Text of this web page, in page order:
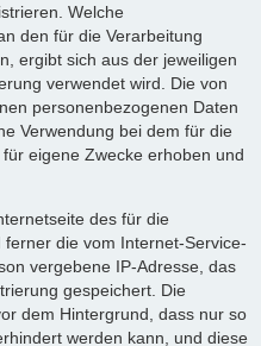
Welche
den für die Verarbeitung
ergibt sich aus der jeweiligen
verwendet wird. Die von
personenbezogenen Daten
Verwendung bei dem für die
eigene Zwecke erhoben und
des für die
die vom Internet-Service-
vergebene IP-Adresse, das
gespeichert. Die
dem Hintergrund, dass nur so
werden kann, und diese